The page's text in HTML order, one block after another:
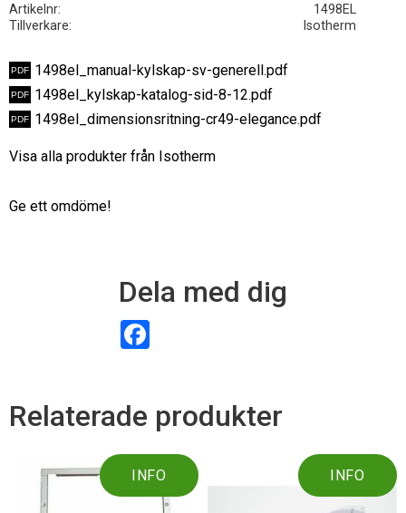
Artikelnr
1498EL
Tillverkare
Isotherm
1498el_manual-kylskap-sv-generell.pdf
1498el_kylskap-katalog-sid-8-12.pdf
1498el_dimensionsritning-cr49-elegance.pdf
Visa alla produkter från Isotherm
Ge ett omdöme!
Dela med dig
o
Relaterade produkter
INFO INFO